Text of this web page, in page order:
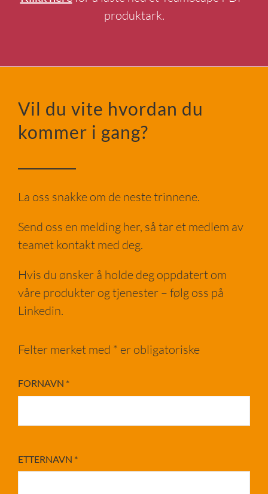
produktark.
Vil du vite hvordan du
kommer i gang?
La oss snakke om de neste trinnene.
Send oss en melding her, så tar et medlem av
teamet kontakt med deg.
Hvis du ønsker å holde deg oppdatert om
våre produkter og tjenester – følg oss på
Linkedin.
Felter merket med * er obligatoriske
FORNAVN *
ETTERNAVN *